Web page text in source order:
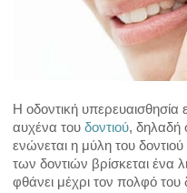
ΝΑΡΘΗΚΑΣ
ΦΘΟΡΙΟ-ΦΘΟΡΙΩΣΗ
ΝΟΣΟΙ
ΟΥΛΙΤΙΔΑ
Η οδοντική υπερευαισθησία
αυχένα του δοντιού, δηλαδή
ενώνεται η μύλη του
των δοντιών βρίσκεται
φθάνει μέχρι τον πολφό του